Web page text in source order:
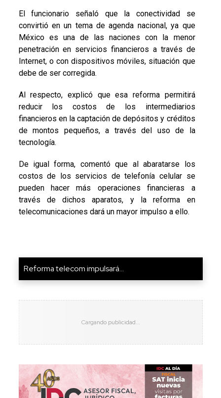
El funcionario señaló que la conectividad se
convirtió en un tema de agenda nacional, ya que
México es una de las naciones con la menor
penetración en servicios financieros a través de
Internet, o con dispositivos móviles, situación que
debe de ser corregida.
Al respecto, explicó que esa reforma permitirá
reducir los costos de los intermediarios
financieros en la captación de depósitos y créditos
de montos pequeños, a través del uso de la
tecnología.
De igual forma, comentó que al abaratarse los
costos de los servicios de telefonía celular se
pueden hacer más operaciones financieras a
través de dichos aparatos, y la reforma en
telecomunicaciones dará un mayor impulso a ello.
Reforma telecom impulsará...